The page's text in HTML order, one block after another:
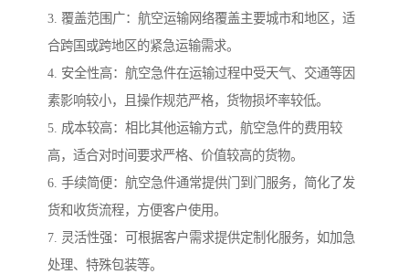
3. 覆盖范围广：航空运输网络覆盖主要城市和地区，适
合跨国或跨地区的紧急运输需求。
4. 安全性高：航空急件在运输过程中受天气、交通等因
素影响较小，且操作规范严格，货物损坏率较低。
5. 成本较高：相比其他运输方式，航空急件的费用较
高，适合对时间要求严格、价值较高的货物。
6. 手续简便：航空急件通常提供门到门服务，简化了发
货和收货流程，方便客户使用。
7. 灵活性强：可根据客户需求提供定制化服务，如加急
处理、特殊包装等。